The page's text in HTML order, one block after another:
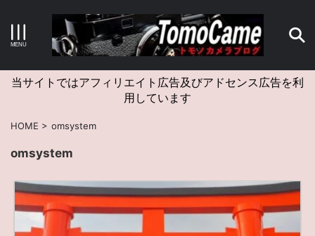
キーワードで検索する
アーカイブ
当サイトではアフィリエイト広告及びアドセンス広告を利
用しています
HOME > omsystem
omsystem